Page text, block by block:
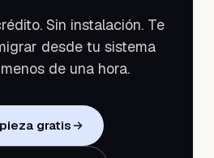
Sin instalación. Te
desde tu sistema
de una hora.
gratis